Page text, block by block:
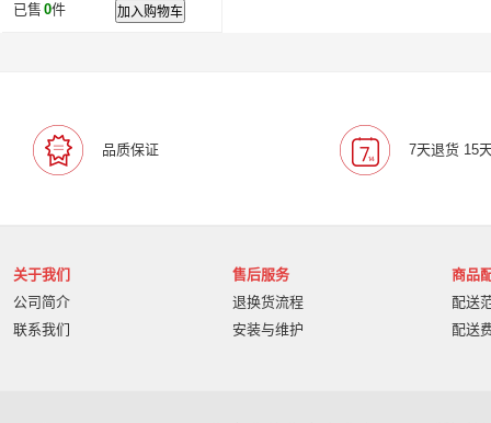
已售 0件 加入购物车
品质保证 7天退货 15
关于我们
公司简介
联系我们
售后服务
退换货流程
安装与维护
商品
配送
配送